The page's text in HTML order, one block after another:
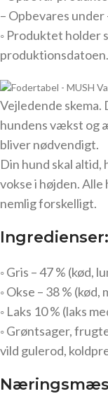
– Opbevares under
◦ Produktet holder
produktionsdatoen.
Vejledende skema.
hundens vækst og
bliver nødvendigt.
Din hund skal altid,
vokse i højden. Alle
nemlig forskelligt.
Ingredienser:
◦ Gris – 47 % (kød,
◦ Okse – 38 %
◦ Laks 10 % (laks
◦ Grøntsager,
vild gulerod,